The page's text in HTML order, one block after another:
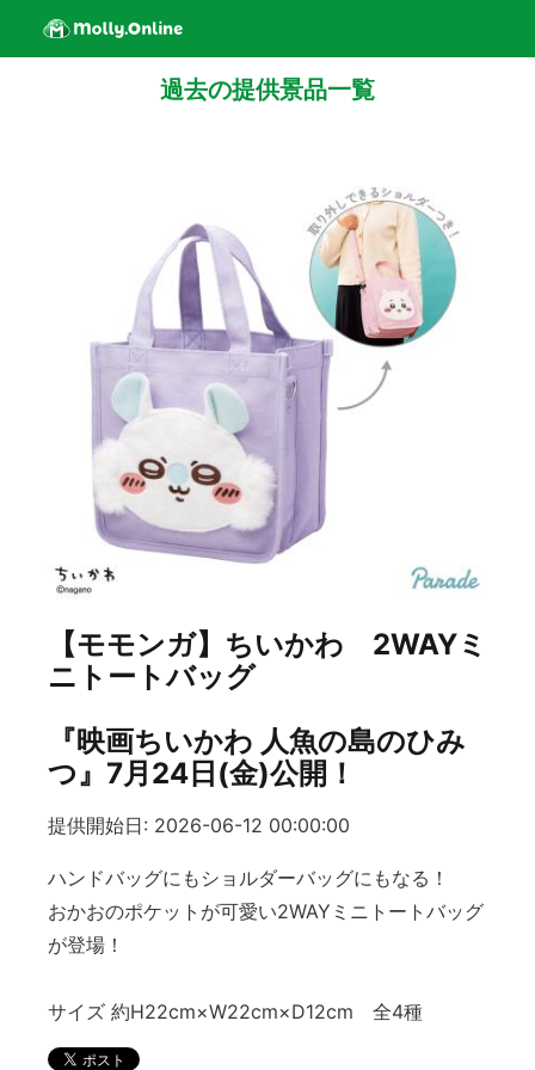
過去の提供景品一覧
【モモンガ】ちいかわ 2WAYミ
ニトートバッグ
『映画ちいかわ 人魚の島のひみ
つ』7月24日(金)公開！
提供開始日: 2026-06-12 00:00:00
ハンドバッグにもショルダーバッグにもなる！
おかおのポケットが可愛い2WAYミニトートバッグ
が登場！
サイズ 約H22cm×W22cm×D12cm 全4種